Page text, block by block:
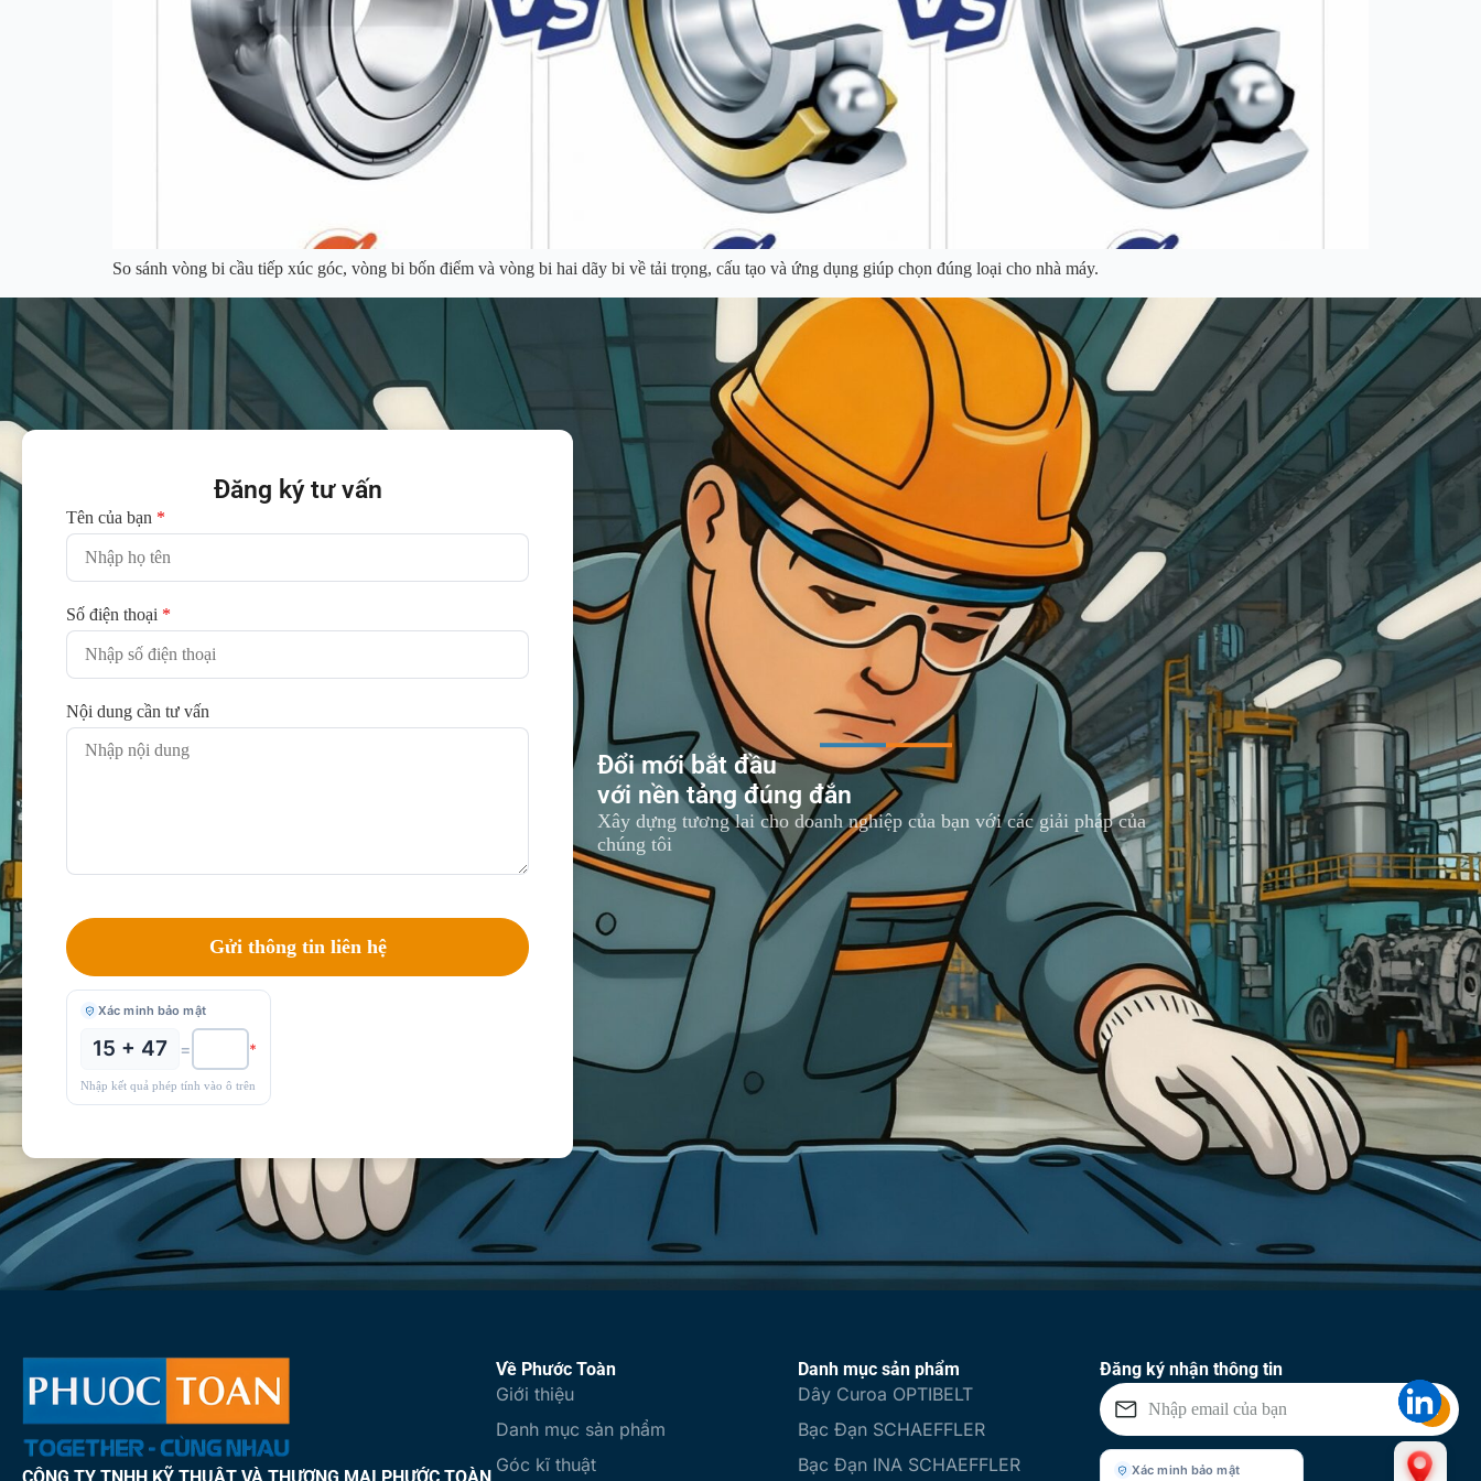
So sánh vòng bi cầu tiếp xúc góc, vòng bi bốn điểm và vòng bi hai dãy bi về tải trọng, cấu tạo và ứng dụng giúp chọn đúng loại cho nhà máy.
Đăng ký tư vấn
Tên của bạn *
Số điện thoại *
Nội dung cần tư vấn
Xác minh bảo mật
15 + 47 = *
Nhập kết quả phép tính vào ô trên
Đổi mới bắt đầu
với nền tảng đúng đắn
Xây dựng tương lai cho doanh nghiệp của bạn với các giải pháp của
chúng tôi
CÔNG TY TNHH KỸ THUẬT VÀ THƯƠNG MẠI PHƯỚC TOÀN
Về Phước Toàn
Giới thiệu
Danh mục sản phẩm
Góc kĩ thuật
Danh mục sản phẩm
Dây Curoa OPTIBELT
Bạc Đạn SCHAEFFLER
Bạc Đạn INA SCHAEFFLER
Đăng ký nhận thông tin
Xác minh bảo mật